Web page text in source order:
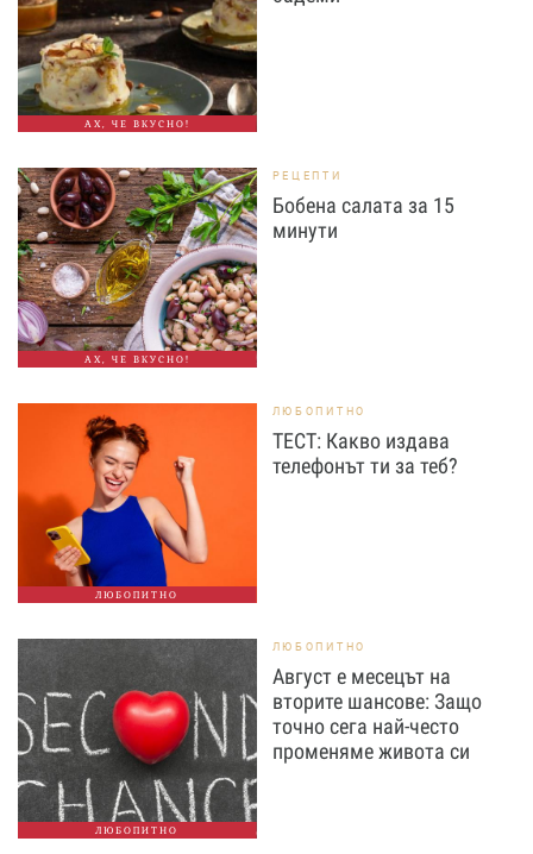
АХ, ЧЕ ВКУСНО!
АХ, ЧЕ ВКУСНО!
РЕЦЕПТИ
Бобена салата за 15
минути
ЛЮБОПИТНО
ЛЮБОПИТНО
ТЕСТ: Какво издава
телефонът ти за теб?
ЛЮБОПИТНО
ЛЮБОПИТНО
Август е месецът на
вторите шансове: Защо
точно сега най-често
променяме живота си